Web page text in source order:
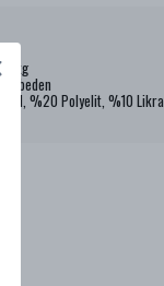
beden
%20 Polyelit, %10 Likra